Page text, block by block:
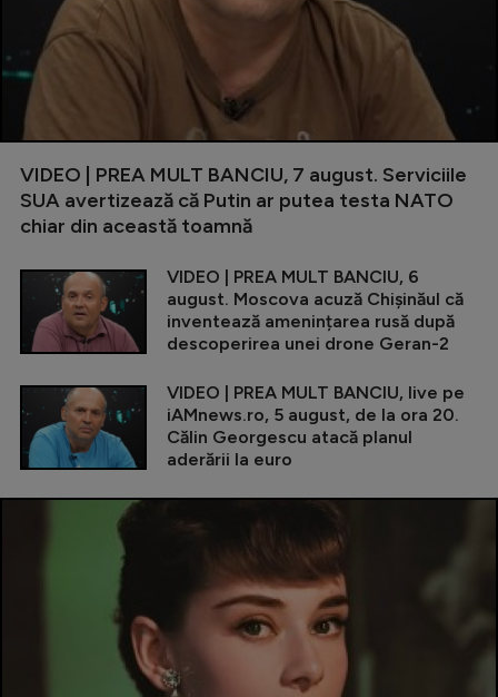
VIDEO | PREA MULT BANCIU, 7 august. Serviciile
SUA avertizează că Putin ar putea testa NATO
chiar din această toamnă
VIDEO | PREA MULT BANCIU, 6
august. Moscova acuză Chișinăul că
inventează amenințarea rusă după
descoperirea unei drone Geran-2
VIDEO | PREA MULT BANCIU, live pe
iAMnews.ro, 5 august, de la ora 20.
Călin Georgescu atacă planul
aderării la euro